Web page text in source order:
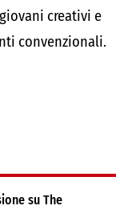
creativi e
convenzionali.
su The